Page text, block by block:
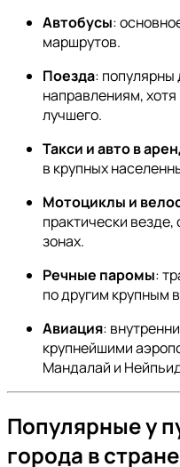
Автобусы:
маршрутов.
Поезда: популярны
направлениям,
лучшего.
Такси и авто в
в крупных
Мотоциклы и
практически везде,
зонах.
Речные паромы:
по другим крупным
Авиация:
крупнейшими
Мандалай и
Популярные у
города в стране